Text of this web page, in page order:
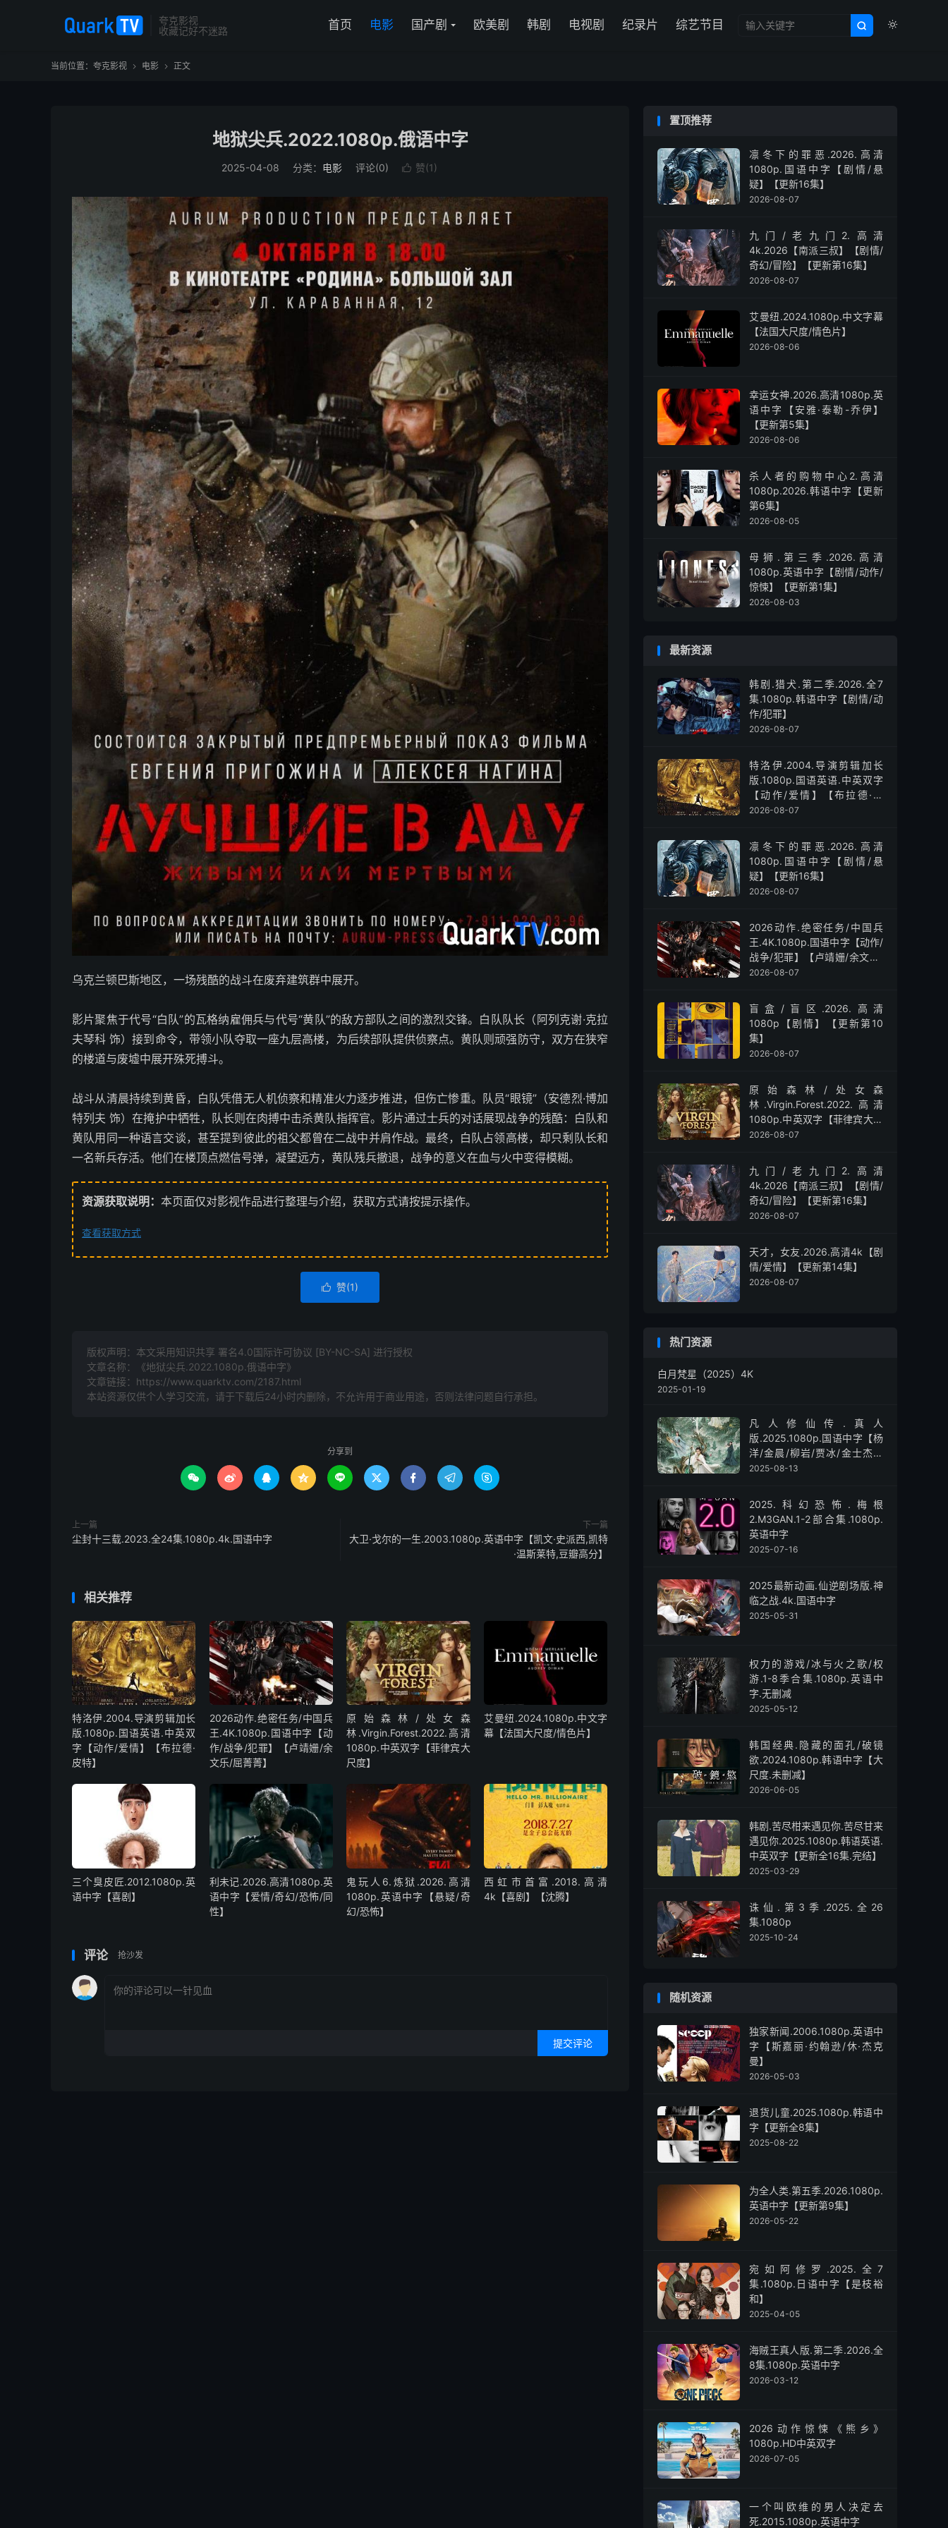
夸克影视
收藏记好不迷路


首页 电影 国产剧 欧美剧 韩剧 电视剧 纪录片 综艺节目
当前位置： 夸克影视  电影  正文
地狱尖兵.2022.1080p.俄语中字
2025-04-08 分类： 电影 评论(0)  赞(1)
乌克兰顿巴斯地区，一场残酷的战斗在废弃建筑群中展开。
影片聚焦于代号“白队”的瓦格纳雇佣兵与代号“黄队”的敌方部队之间的激烈交锋。白队队长（阿列克谢·克拉
夫琴科 饰）接到命令，带领小队夺取一座九层高楼，为后续部队提供侦察点。黄队则顽强防守，双方在狭窄
的楼道与废墟中展开殊死搏斗。
战斗从清晨持续到黄昏，白队凭借无人机侦察和精准火力逐步推进，但伤亡惨重。队员“眼镜”（安德烈·博加
特列夫 饰）在掩护中牺牲，队长则在肉搏中击杀黄队指挥官。影片通过士兵的对话展现战争的残酷：白队和
黄队用同一种语言交谈，甚至提到彼此的祖父都曾在二战中并肩作战。最终，白队占领高楼，却只剩队长和
一名新兵存活。他们在楼顶点燃信号弹，凝望远方，黄队残兵撤退，战争的意义在血与火中变得模糊。
资源获取说明： 本页面仅对影视作品进行整理与介绍，获取方式请按提示操作。
查看获取方式
 赞(1)
版权声明：本文采用知识共享 署名4.0国际许可协议 [BY-NC-SA] 进行授权
文章名称：《地狱尖兵.2022.1080p.俄语中字》
文章链接： https://www.quarktv.com/2187.html
本站资源仅供个人学习交流，请于下载后24小时内删除，不允许用于商业用途，否则法律问题自行承担。
分享到
        
上一篇
尘封十三载.2023.全24集.1080p.4k.国语中字
下一篇
大卫·戈尔的一生.2003.1080p.英语中字【凯文·史派西,凯特
·温斯莱特,豆瓣高分】
相关推荐
特洛伊.2004.导演剪辑加长
版.1080p.国语英语.中英双
字【动作/爱情】【布拉德·
皮特】
2026动作.绝密任务/中国兵
王.4K.1080p.国语中字【动
作/战争/犯罪】【卢靖姗/余
文乐/屈菁菁】
原始森林/处女森
林.Virgin.Forest.2022.高清
1080p.中英双字【菲律宾大
尺度】
艾曼纽.2024.1080p.中文字
幕【法国大尺度/情色片】
三个臭皮匠.2012.1080p.英
语中字【喜剧】
利未记.2026.高清1080p.英
语中字【爱情/奇幻/恐怖/同
性】
鬼玩人6.炼狱.2026.高清
1080p.英语中字【悬疑/奇
幻/恐怖】
西虹市首富.2018.高清
4k【喜剧】【沈腾】
评论 抢沙发
提交评论
置顶推荐
凛冬下的罪恶.2026.高清
1080p.国语中字【剧情/悬
疑】【更新16集】
2026-08-07
九门/老九门2.高清
4k.2026【南派三叔】【剧情/
奇幻/冒险】【更新第16集】
2026-08-07
艾曼纽.2024.1080p.中文字幕
【法国大尺度/情色片】
2026-08-06
幸运女神.2026.高清1080p.英
语中字【安雅·泰勒-乔伊】
【更新第5集】
2026-08-06
杀人者的购物中心2.高清
1080p.2026.韩语中字【更新
第6集】
2026-08-05
母狮.第三季.2026.高清
1080p.英语中字【剧情/动作/
惊悚】【更新第1集】
2026-08-03
最新资源
韩剧.猎犬.第二季.2026.全7
集.1080p.韩语中字【剧情/动
作/犯罪】
2026-08-07
特洛伊.2004.导演剪辑加长
版.1080p.国语英语.中英双字
【动作/爱情】【布拉德·皮
特】
2026-08-07
凛冬下的罪恶.2026.高清
1080p.国语中字【剧情/悬
疑】【更新16集】
2026-08-07
2026动作.绝密任务/中国兵
王.4K.1080p.国语中字【动作/
战争/犯罪】【卢靖姗/余文乐/
屈菁菁】
2026-08-07
盲盒/盲区.2026.高清
1080p【剧情】【更新第10
集】
2026-08-07
原始森林/处女森
林.Virgin.Forest.2022.高清
1080p.中英双字【菲律宾大尺
度】
2026-08-07
九门/老九门2.高清
4k.2026【南派三叔】【剧情/
奇幻/冒险】【更新第16集】
2026-08-07
天才，女友.2026.高清4k【剧
情/爱情】【更新第14集】
2026-08-07
热门资源
白月梵星（2025）4K
2025-01-19
凡人修仙传.真人
版.2025.1080p.国语中字【杨
洋/金晨/柳岩/贾冰/金士杰】
【全30集】
2025-08-13
2025.科幻恐怖.梅根
2.M3GAN.1-2部合集.1080p.
英语中字
2025-07-16
2025最新动画.仙逆剧场版.神
临之战.4k.国语中字
2025-05-31
权力的游戏/冰与火之歌/权
游.1-8季合集.1080p.英语中
字.无删减
2025-05-12
韩国经典.隐藏的面孔/破镜
欲.2024.1080p.韩语中字【大
尺度.未删减】
2026-06-05
韩剧.苦尽柑来遇见你.苦尽甘来
遇见你.2025.1080p.韩语英语.
中英双字【更新全16集.完结】
2025-03-29
诛仙.第3季.2025.全26
集.1080p
2025-10-24
随机资源
独家新闻.2006.1080p.英语中
字【斯嘉丽·约翰逊/休·杰克
曼】
2026-05-03
退货儿童.2025.1080p.韩语中
字【更新全8集】
2025-08-22
为全人类.第五季.2026.1080p.
英语中字【更新第9集】
2026-05-22
宛如阿修罗.2025.全7
集.1080p.日语中字【是枝裕
和】
2025-04-05
海贼王真人版.第二季.2026.全
8集.1080p.英语中字
2026-03-12
2026动作惊悚《熊乡》
1080p.HD中英双字
2026-07-05
一个叫欧维的男人决定去
死.2015.1080p.英语中字